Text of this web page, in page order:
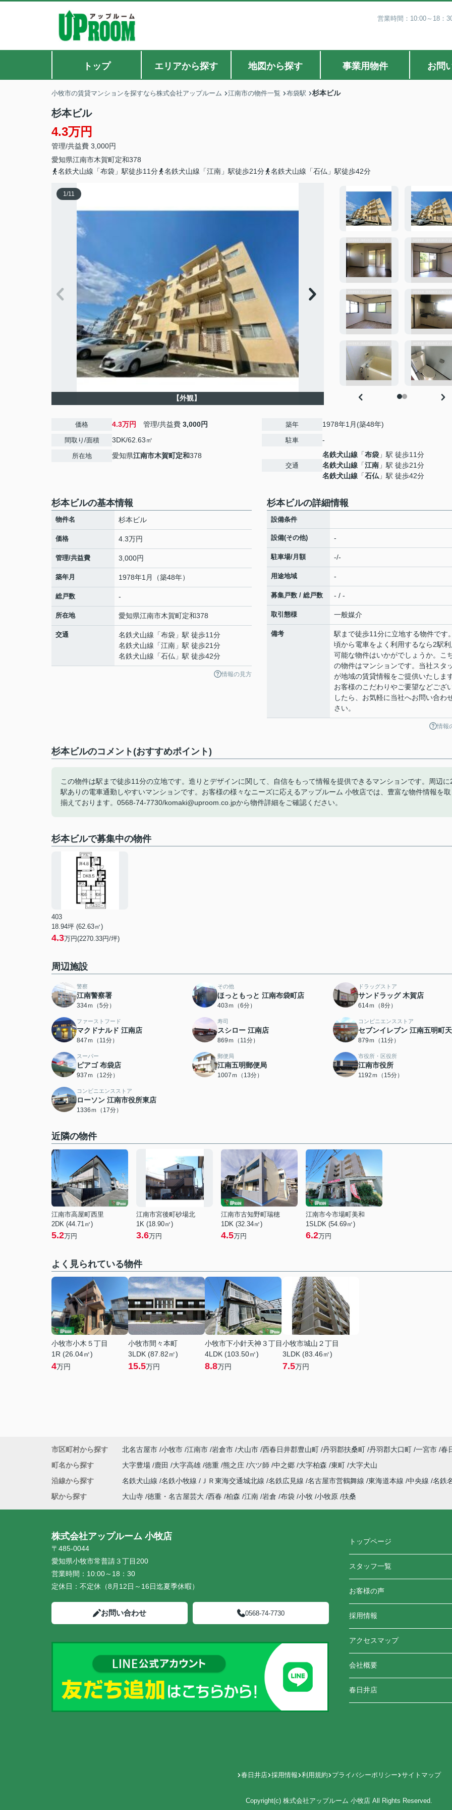
営業時間：10:00～18：
トップ エリアから探す 地図から探す 事業用物件 お問
小牧市の賃貸マンションを探すなら株式会社アップルーム 江南市の物件一覧 布袋駅 杉本ビル
杉本ビル
4.3万円
管理/共益費 3,000円
愛知県江南市木賀町定和378
名鉄犬山線「布袋」駅徒歩11分
名鉄犬山線「江南」駅徒歩21分 名鉄犬山線「石仏」駅徒歩42分
1/11
【外観】
価格 4.3万円 管理/共益費 3,000円
間取り/面積 3DK/62.63㎡
所在地 愛知県江南市木賀町定和378
築年 1978年1月(築48年)
駐車 -
交通
名鉄犬山線 「布袋 」駅 徒歩11分
名鉄犬山線 「江南 」駅 徒歩21分
名鉄犬山線 「石仏 」駅 徒歩42分
杉本ビルの基本情報
物件名 杉本ビル
価格 4.3万円
管理/共益費 3,000円
築年月 1978年1月（築48年）
総戸数 -
所在地 愛知県江南市木賀町定和378
交通 名鉄犬山線 「布袋 」駅 徒歩11分
名鉄犬山線 「江南 」駅 徒歩21分
名鉄犬山線 「石仏 」駅 徒歩42分
情報の見方
杉本ビルの詳細情報
設備条件
設備(その他) -
駐車場/月額 -/-
用途地域 -
募集戸数 / 総戸数 - / -
取引態様 一般媒介
備考
駅まで徒歩11分に立地する物件です
頃から電車をよく利用するなら2駅
可能な物件はいかがでしょうか。こ
の物件はマンションです。当社スタ
が地域の賃貸情報をご提供いたしま
お客様のこだわりやご要望などござ
したら、お気軽に当社へお問い合わ
さい。
情報
杉本ビルのコメント(おすすめポイント)
この物件は駅まで徒歩11分の立地です。造りとデザインに関して、自信をもって情報を提供できるマンションです。周辺に
駅ありの電車通勤しやすいマンションです。お客様の様々なニーズに応えるアップルーム 小牧店では、豊富な物件情報を
揃えております。0568-74-7730/komaki@uproom.co.jpから物件詳細をご確認ください。
杉本ビルで募集中の物件
403
18.94坪 (62.63㎡)
4.3万円(2270.33円/坪)
周辺施設
警察
江南警察署
334ｍ（5分）
その他
ほっともっと 江南布袋町店
403ｍ（6分）
ドラッグストア
サンドラッグ 木賀店
614ｍ（8分）
ファーストフード
マクドナルド 江南店
847ｍ（11分）
寿司
スシロー 江南店
869ｍ（11分）
コンビニエンスストア
セブンイレブン 江南五明町
879ｍ（11分）
スーパー
ピアゴ 布袋店
937ｍ（12分）
郵便局
江南五明郵便局
1007ｍ（13分）
市役所・区役所
江南市役所
1192ｍ（15分）
コンビニエンスストア
ローソン 江南市役所東店
1336ｍ（17分）
近隣の物件
江南市高屋町西里
2DK (44.71㎡)
5.2万円
江南市宮後町砂場北
1K (18.90㎡)
3.6万円
江南市古知野町瑞穂
1DK (32.34㎡)
4.5万円
江南市今市場町美和
1SLDK (54.69㎡)
6.2万円
よく見られている物件
小牧市小木５丁目
1R (26.04㎡)
4万円
小牧市間々本町
3LDK (87.82㎡)
15.5万円
小牧市下小針天神３丁目
4LDK (103.50㎡)
8.8万円
小牧市城山２丁目
3LDK (83.46㎡)
7.5万円
市区町村から探す 北名古屋市 小牧市 江南市 岩倉市 犬山市 西春日井郡豊山町 丹羽郡扶桑町 丹羽郡大口町 一宮市 春
町名から探す
大字豊場 鹿田 大字高雄 徳重 熊之庄 六ツ師 中之郷 大字柏森 東町 大字犬山
沿線から探す
名鉄犬山線 名鉄小牧線 ＪＲ東海交通城北線 名鉄広見線 名古屋市営鶴舞線 東海道本線 中央線 名鉄
駅から探す
大山寺 徳重・名古屋芸大 西春 柏森 江南 岩倉 布袋 小牧 小牧原 扶桑
株式会社アップルーム 小牧店
〒485-0044
愛知県小牧市常普請３丁目200
営業時間： 10:00～18：30
定休日： 不定休（8月12日～16日迄夏季休暇）
お問い合わせ 0568-74-7730
トップページ
スタッフ一覧
お客様の声
採用情報
アクセスマップ
会社概要
春日井店
春日井店 採用情報 利用規約 プライバシーポリシー サイトマップ
Copyright(c) 株式会社アップルーム 小牧店 All Rights Reserved.